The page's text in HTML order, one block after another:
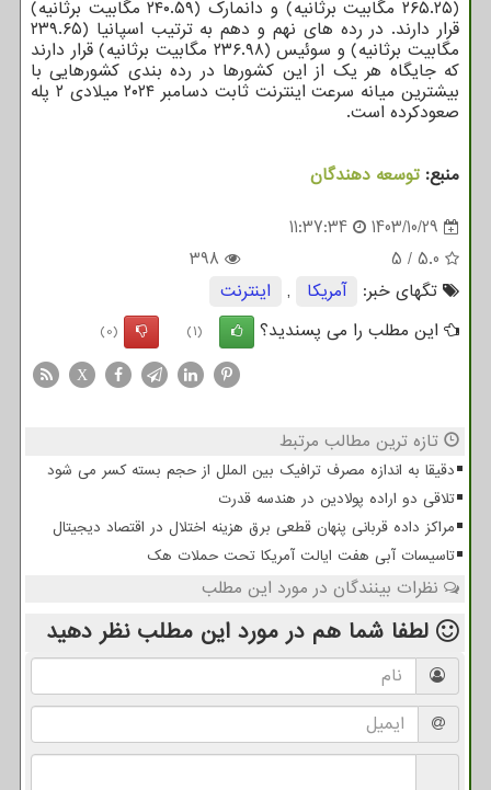
(۲۶۵.۲۵ مگابیت برثانیه) و دانمارک (۲۴۰.۵۹ مگابیت برثانیه)
قرار دارند. در رده های نهم و دهم به ترتیب اسپانیا (۲۳۹.۶۵
مگابیت برثانیه) و سوئیس (۲۳۶.۹۸ مگابیت برثانیه) قرار دارند
که جایگاه هر یک از این کشورها در رده بندی کشورهایی با
بیشترین میانه سرعت اینترنت ثابت دسامبر ۲۰۲۴ میلادی ۲ پله
صعودکرده است.
منبع: توسعه دهندگان
1403/10/29
11:37:34
5.0
/
5
398
تگهای خبر:
آمریكا ,
اینترنت
این مطلب را می پسندید؟
(1)
(0)
X
تازه ترین مطالب مرتبط
دقیقا به اندازه مصرف ترافیک بین الملل از حجم بسته کسر می شود
تلاقی دو اراده پولادین در هندسه قدرت
مراکز داده قربانی پنهان قطعی برق هزینه اختلال در اقتصاد دیجیتال
تاسیسات آبی هفت ایالت آمریکا تحت حملات هک
نظرات بینندگان در مورد این مطلب
لطفا شما هم در مورد این مطلب نظر دهید